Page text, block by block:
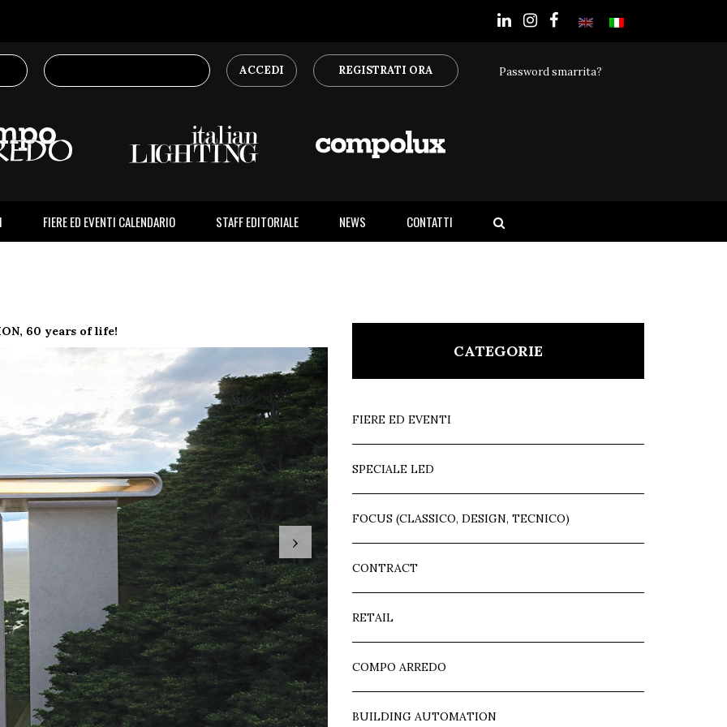
ACCEDI REGISTRATI ORA Password smarrita?
FIERE ED EVENTI CALENDARIO STAFF EDITORIALE NEWS CONTATTI
60 years of life!
›
CATEGORIE
FIERE ED EVENTI
SPECIALE LED
FOCUS (CLASSICO, DESIGN, TECNICO)
CONTRACT
RETAIL
COMPO ARREDO
BUILDING AUTOMATION